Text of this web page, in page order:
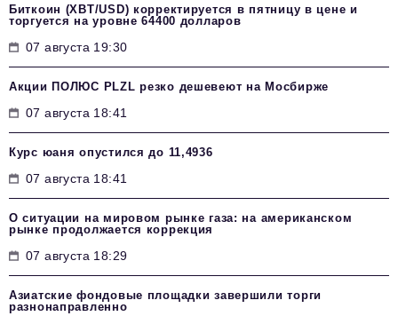
Биткоин (XBT/USD) корректируется в пятницу в цене и
торгуется на уровне 64400 долларов
07 августа 19:30
Акции ПОЛЮС PLZL резко дешевеют на Мосбирже
07 августа 18:41
Курс юаня опустился до 11,4936
07 августа 18:41
О ситуации на мировом рынке газа: на американском
рынке продолжается коррекция
07 августа 18:29
Азиатские фондовые площадки завершили торги
разнонаправленно